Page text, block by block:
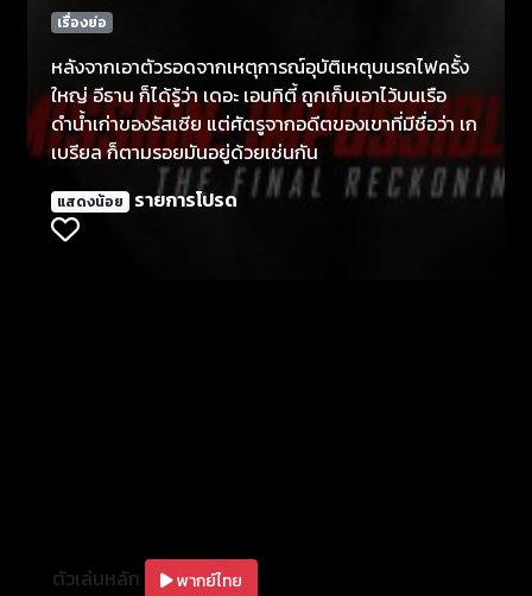
เรื่องย่อ
หลังจากเอาตัวรอดจากเหตุการณ์อุบัติเหตุบนรถไฟครั้ง
ใหญ่ อีธาน ก็ได้รู้ว่า เดอะ เอนทิตี้ ถูกเก็บเอาไว้บนเรือ
ดำนํ้าเก่าของรัสเซีย แต่ศัตรูจากอดีตของเขาที่มีชื่อว่า เก
เบรียล ก็ตามรอยมันอยู่ด้วยเช่นกัน
แสดงน้อย รายการโปรด
ตัวเล่นหลัก พากย์ไทย